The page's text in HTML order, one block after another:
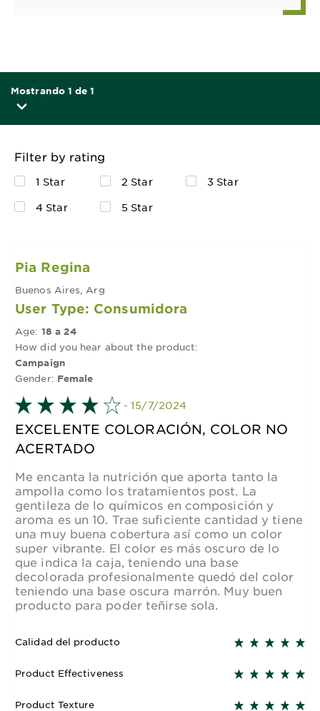
Mostrando 1 de 1
Filter by rating
1 Star 2 Star
3 Star
4 Star
5 Star
Pia Regina
Buenos Aires, Arg
User Type: Consumidora
Age: 18 a 24
How did you hear about the product:
Campaign
Gender: Female
- 15/7/2024
EXCELENTE COLORACIÓN, COLOR NO
ACERTADO
Me encanta la nutrición que aporta tanto la
ampolla como los tratamientos post. La
gentileza de lo químicos en composición y
aroma es un 10. Trae suficiente cantidad y tiene
una muy buena cobertura así como un color
super vibrante. El color es más oscuro de lo
que indica la caja, teniendo una base
decolorada profesionalmente quedó del color
teniendo una base oscura marrón. Muy buen
producto para poder teñirse sola.
Calidad del producto
Product Effectiveness
Product Texture